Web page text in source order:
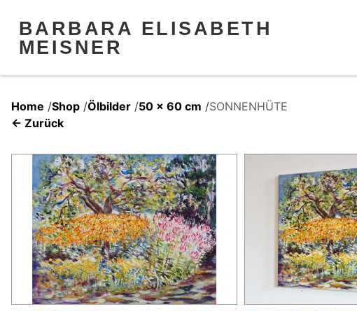
BARBARA ELISABETH
MEISNER
Home /Shop /Ölbilder /50 x 60 cm /SONNENHÜTE
← Zurück